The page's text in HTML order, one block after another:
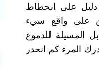
دليل على انحطاط
على واقع سيء
المسيلة للدموع
المرء كم انحدر